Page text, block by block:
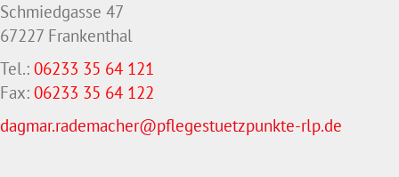
Schmiedgasse 47
67227 Frankenthal
Tel.: 06233 35 64 121
Fax: 06233 35 64 122
dagmar.rademacher@pflegestuetzpunkte-rlp.de